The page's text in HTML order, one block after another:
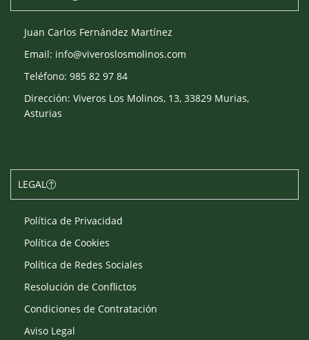
Juan Carlos Fernández Martínez
Email: info@viveroslosmolinos.com
Teléfono: 985 82 97 84
Dirección: Viveros Los Molinos, 13, 33829 Murias,
Asturias
LEGAL
Política de Privacidad
Política de Cookies
Política de Redes Sociales
Resolución de Conflictos
Condiciones de Contratación
Aviso Legal